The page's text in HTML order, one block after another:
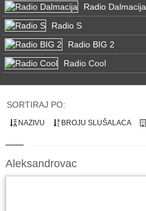
Radio Dalmacija
Radio S
Radio BIG 2
Radio Cool
SORTIRAJ PO:
NAZIVU BROJU SLUŠALACA
Aleksandrovac